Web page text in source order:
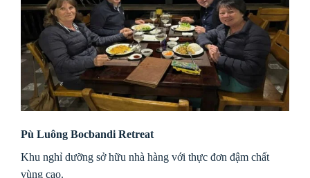
Pù Luông Bocbandi Retreat
Khu nghỉ dưỡng sở hữu nhà hàng với thực đơn đậm chất
vùng cao.